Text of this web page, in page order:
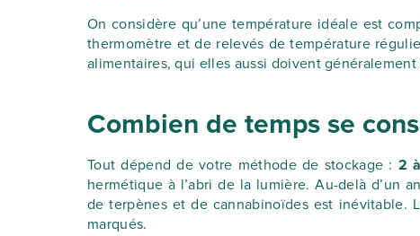
On considère qu’une température idéale est
thermomètre et de relevés de température
alimentaires, qui elles aussi doivent
Combien de temps se
Tout dépend de votre méthode de stockage : 2
hermétique à l’abri de la lumière. Au-delà d’un
de terpènes et de cannabinoïdes est inévitable.
marqués.